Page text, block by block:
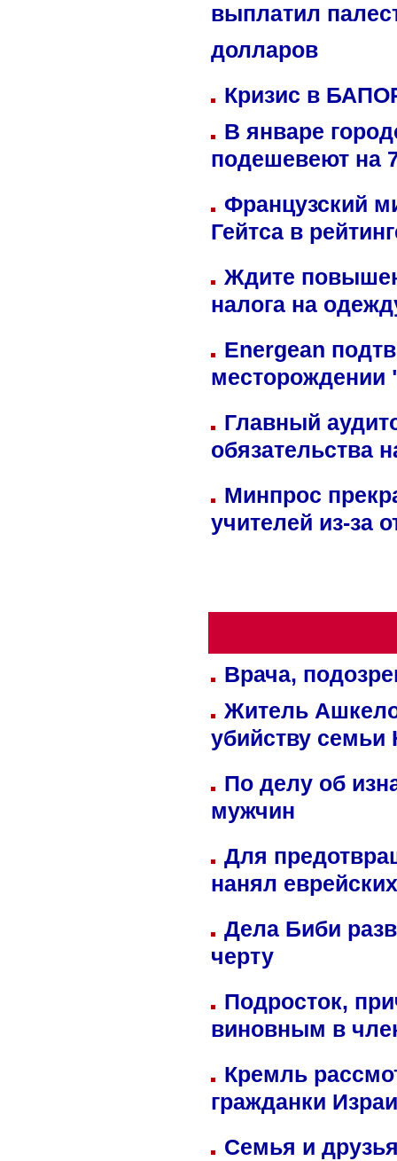
выплатил
долларов
Кризис в
В январе
подешевеют на
Французский
Гейтса в
Ждите
налога на
Energean
Главный
обязательства
Минпрос
учителей из-за
Врача,
Житель
убийству семьи
По делу об
мужчин
Для
нанял
Дела Биби
черту
Подросток,
виновным в
Кремль
гражданки
Семья и